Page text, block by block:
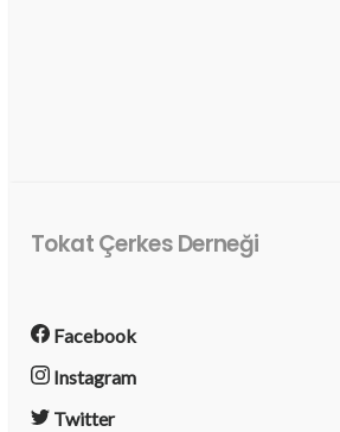
Tokat Çerkes Derneği
Facebook
Instagram
Twitter